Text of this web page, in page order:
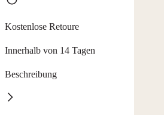
Kostenlose Retoure
Innerhalb von 14 Tagen
Beschreibung